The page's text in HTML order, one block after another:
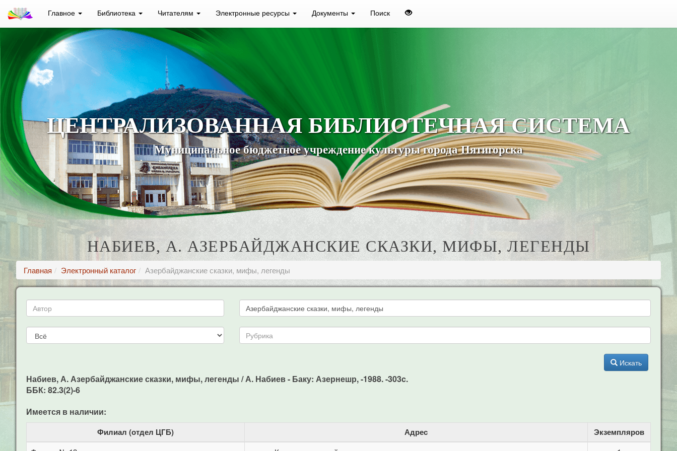
Главное Библиотека Читателям Электронные ресурсы Документы Поиск
ЦЕНТРАЛИЗОВАННАЯ БИБЛИОТЕЧНАЯ СИСТЕМА
Муниципальное бюджетное учреждение культуры города Пятигорска
НАБИЕВ, А. АЗЕРБАЙДЖАНСКИЕ СКАЗКИ, МИФЫ, ЛЕГЕНДЫ
Главная Электронный каталог Азербайджанские сказки, мифы, легенды
Искать
Набиев, А. Азербайджанские сказки, мифы, легенды / А. Набиев - Баку: Азернешр, -1988. -303c.
ББК: 82.3(2)-6
Имеется в наличии:
Филиал (отдел ЦГБ) Адрес Экземпляров